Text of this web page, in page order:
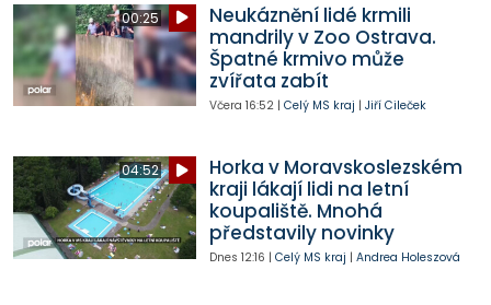
00:25
Neukáznění lidé krmili
mandrily v Zoo Ostrava.
Špatné krmivo může
zvířata zabít
Včera 16:52| Celý MS kraj | Jiří Cileček
04:52
Horka v Moravskoslezském
kraji lákají lidi na letní
koupaliště. Mnohá
představily novinky
Dnes 12:16 | Celý MS kraj | Andrea Holeszová